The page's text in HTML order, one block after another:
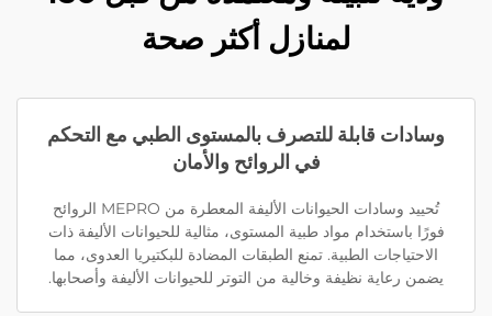
لمنازل أكثر صحة
وسادات قابلة للتصرف بالمستوى الطبي مع التحكم
في الروائح والأمان
تُحييد وسادات الحيوانات الأليفة المعطرة من MEPRO الروائح
فورًا باستخدام مواد طبية المستوى، مثالية للحيوانات الأليفة ذات
الاحتياجات الطبية. تمنع الطبقات المضادة للبكتيريا العدوى، مما
يضمن رعاية نظيفة وخالية من التوتر للحيوانات الأليفة وأصحابها.